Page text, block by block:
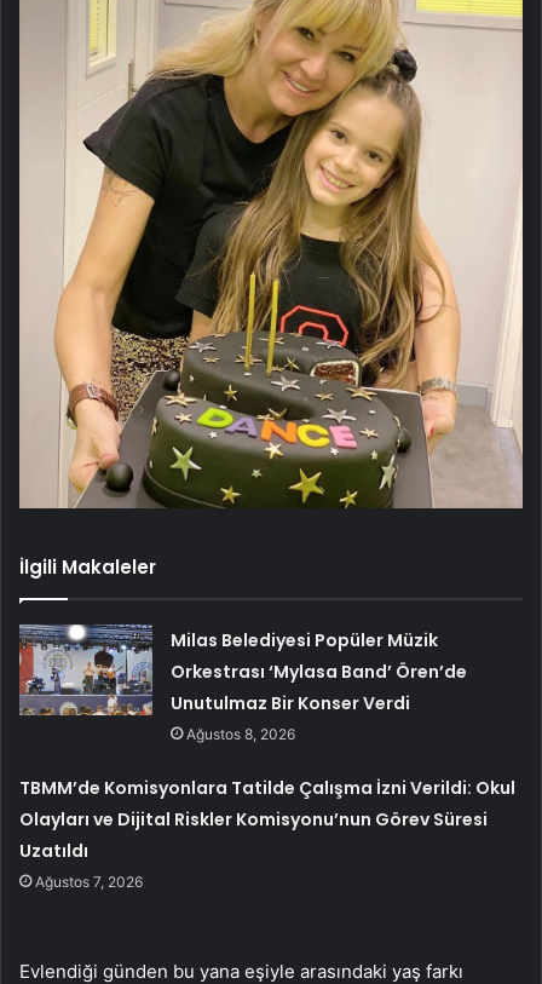
İlgili Makaleler
Milas Belediyesi Popüler Müzik
Orkestrası ‘Mylasa Band’ Ören’de
Unutulmaz Bir Konser Verdi
Ağustos 8, 2026
TBMM’de Komisyonlara Tatilde Çalışma İzni Verildi: Okul
Olayları ve Dijital Riskler Komisyonu’nun Görev Süresi
Uzatıldı
Ağustos 7, 2026
Evlendiği günden bu yana eşiyle arasındaki yaş farkı